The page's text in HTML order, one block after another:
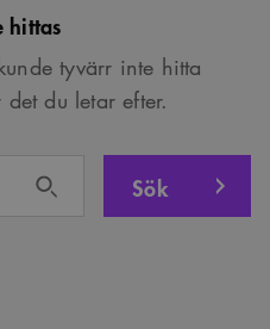
hittas
tyvärr inte hitta
du letar efter.
Sök